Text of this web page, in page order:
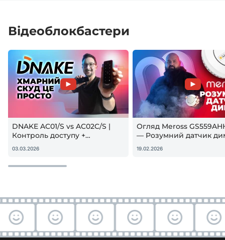
Відеоблокбастери
DNAKE AC01/S vs AC02C/S |
Контроль доступу +
гостьовий QR — реальна
03.03.2026
Огляд Meross
— Розумний датчик
Apple HomeKit! Чи
19.02.2026